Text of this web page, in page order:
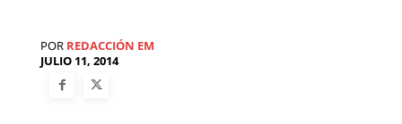
POR REDACCIÓN EM
JULIO 11, 2014